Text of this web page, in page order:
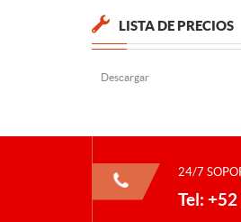
LISTA DE PRECIOS
Descargar
24/7
Tel: